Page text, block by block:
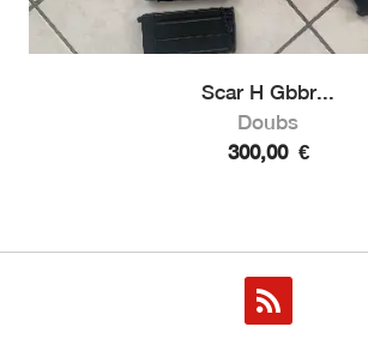
Scar H Gbbr...
Doubs
300,00 €